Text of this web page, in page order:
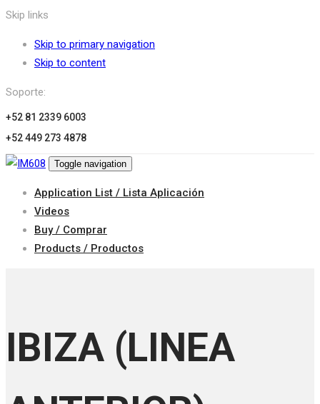
Skip links
Skip to primary navigation
Skip to content
Soporte:
+52 81 2339 6003
+52 449 273 4878
Toggle navigation
Application List / Lista Aplicación
Videos
Buy / Comprar
Products / Productos
IBIZA (LINEA